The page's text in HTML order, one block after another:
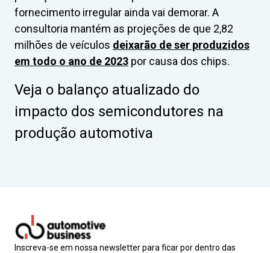
fornecimento irregular ainda vai demorar. A
consultoria mantém as projeções de que 2,82
milhões de veículos deixarão de ser produzidos
em todo o ano de 2023 por causa dos chips.
Veja o balanço atualizado do
impacto dos semicondutores na
produção automotiva
Inscreva-se em nossa newsletter para ficar por dentro das